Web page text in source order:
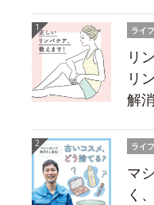
ライ
リ
リ
解消
ライ
マ
く